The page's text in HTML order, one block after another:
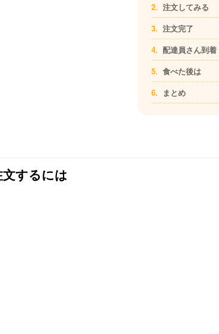
注文してみる
注文完了
配達員さん到着
食べた後は
まとめ
するには